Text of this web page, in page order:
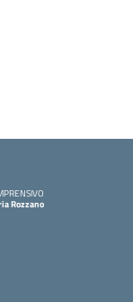
Rozzano